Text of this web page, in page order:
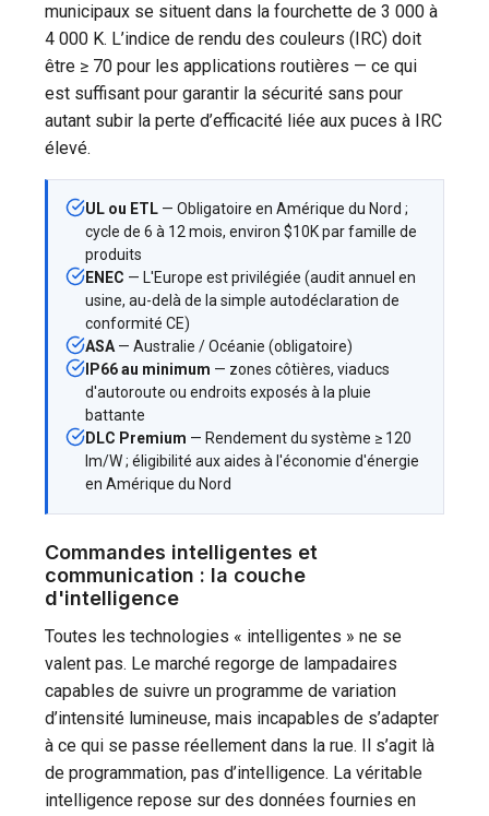
municipaux se situent dans la fourchette de 3 000 à
4 000 K. L’indice de rendu des couleurs (IRC) doit
être ≥ 70 pour les applications routières — ce qui
est suffisant pour garantir la sécurité sans pour
autant subir la perte d’efficacité liée aux puces à IRC
élevé.
UL ou ETL — Obligatoire en Amérique du Nord ;
cycle de 6 à 12 mois, environ $10K par famille de
produits
ENEC — L'Europe est privilégiée (audit annuel en
usine, au-delà de la simple autodéclaration de
conformité CE)
ASA — Australie / Océanie (obligatoire)
IP66 au minimum — zones côtières, viaducs
d'autoroute ou endroits exposés à la pluie
battante
DLC Premium — Rendement du système ≥ 120
lm/W ; éligibilité aux aides à l'économie d'énergie
en Amérique du Nord
Commandes intelligentes et
communication : la couche
d'intelligence
Toutes les technologies « intelligentes » ne se
valent pas. Le marché regorge de lampadaires
capables de suivre un programme de variation
d’intensité lumineuse, mais incapables de s’adapter
à ce qui se passe réellement dans la rue. Il s’agit là
de programmation, pas d’intelligence. La véritable
intelligence repose sur des données fournies en